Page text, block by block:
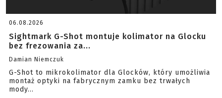
06.08.2026
Sightmark G-Shot montuje kolimator na Glocku
bez frezowania za...
Damian Niemczuk
G-Shot to mikrokolimator dla Glocków, który umożliwia
montaż optyki na fabrycznym zamku bez trwałych
mody...